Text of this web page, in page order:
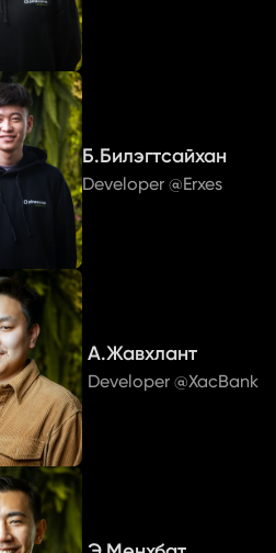
Б.Билэгтсайхан
Developer @Erxes
А.Жавхлант
Developer @XacBank